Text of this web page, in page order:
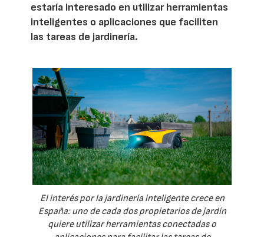
estaría interesado en utilizar herramientas
inteligentes o aplicaciones que faciliten
las tareas de jardinería.
El interés por la jardinería inteligente crece en
España: uno de cada dos propietarios de jardín
quiere utilizar herramientas conectadas o